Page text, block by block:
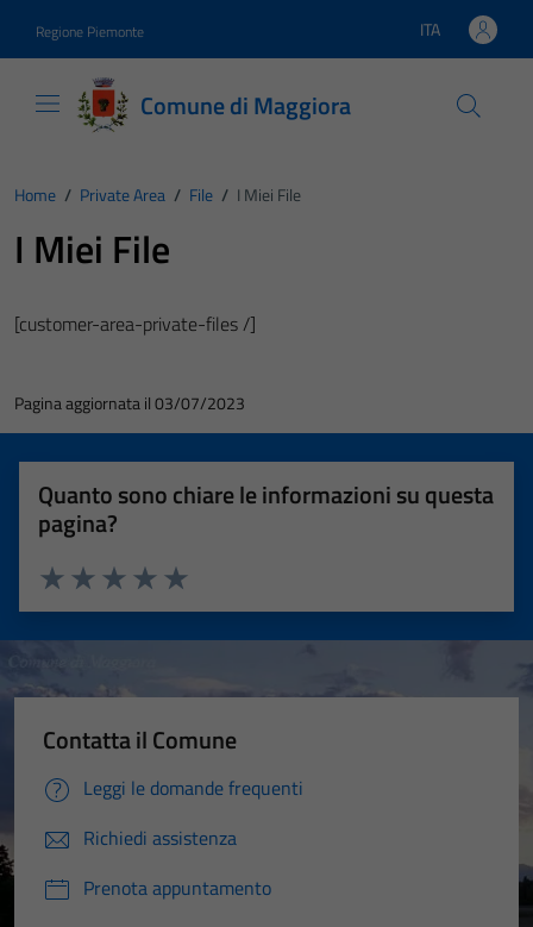
Regione Piemonte Lingua attiva:
ITA
Comune di Maggiora
Home / Private Area / File / I Miei File
I Miei File
[customer-area-private-files /]
Pagina aggiornata il 03/07/2023
Quanto sono chiare le informazioni su questa
pagina?
Valuta 5 stelle su 5
Valuta 4 stelle su 5
Valuta 3 stelle su 5
Valuta 2 stelle su 5
Valuta 1 stelle su 5
Contatta il Comune
Leggi le domande frequenti
Richiedi assistenza
Prenota appuntamento